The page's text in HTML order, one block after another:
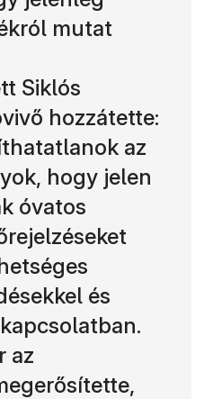
mutat
Siklós
hozzátette:
az
hogy jelen
óvatos
és
az